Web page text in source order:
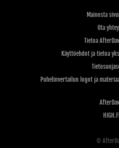
Mainosta
Ota
Tietoa
Käyttöehdot ja tietoa
Puhelinvertailun logot ja
HIGH.FI
©